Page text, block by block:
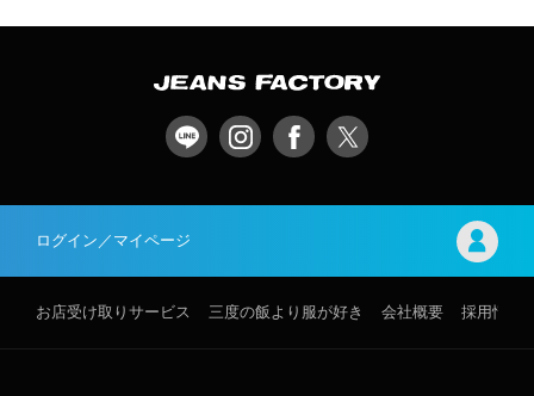
ログイン／マイページ
お店受け取りサービス 三度の飯より服が好き 会社概要 採用情報